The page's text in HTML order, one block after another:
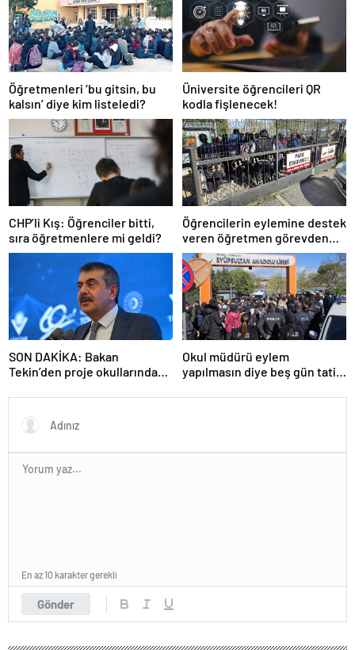
Öğretmenleri ‘bu gitsin, bu
kalsın’ diye kim listeledi?
Üniversite öğrencileri QR
kodla fişlenecek!
CHP’li Kış: Öğrenciler bitti,
sıra öğretmenlere mi geldi?
Öğrencilerin eylemine destek
veren öğretmen görevden
uzaklaştırıldı
SON DAKİKA: Bakan
Tekin’den proje okullarındaki
Okul müdürü eylem
yapılmasın diye beş gün tatil
Gönder
En az 10 karakter gerekli